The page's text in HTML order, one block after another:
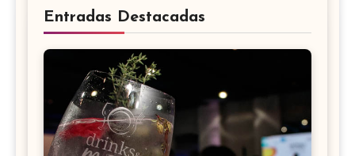
Entradas Destacadas